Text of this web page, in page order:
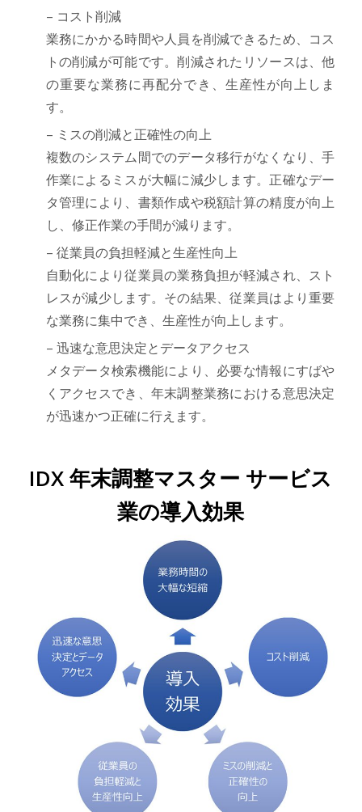
– コスト削減
業務にかかる時間や人員を削減できるため、コス
トの削減が可能です。削減されたリソースは、他
の重要な業務に再配分でき、生産性が向上しま
す。
– ミスの削減と正確性の向上
複数のシステム間でのデータ移行がなくなり、手
作業によるミスが大幅に減少します。正確なデー
タ管理により、書類作成や税額計算の精度が向上
し、修正作業の手間が減ります。
– 従業員の負担軽減と生産性向上
自動化により従業員の業務負担が軽減され、スト
レスが減少します。その結果、従業員はより重要
な業務に集中でき、生産性が向上します。
– 迅速な意思決定とデータアクセス
メタデータ検索機能により、必要な情報にすばや
くアクセスでき、年末調整業務における意思決定
が迅速かつ正確に行えます。
IDX 年末調整マスター サービス
業の導入効果